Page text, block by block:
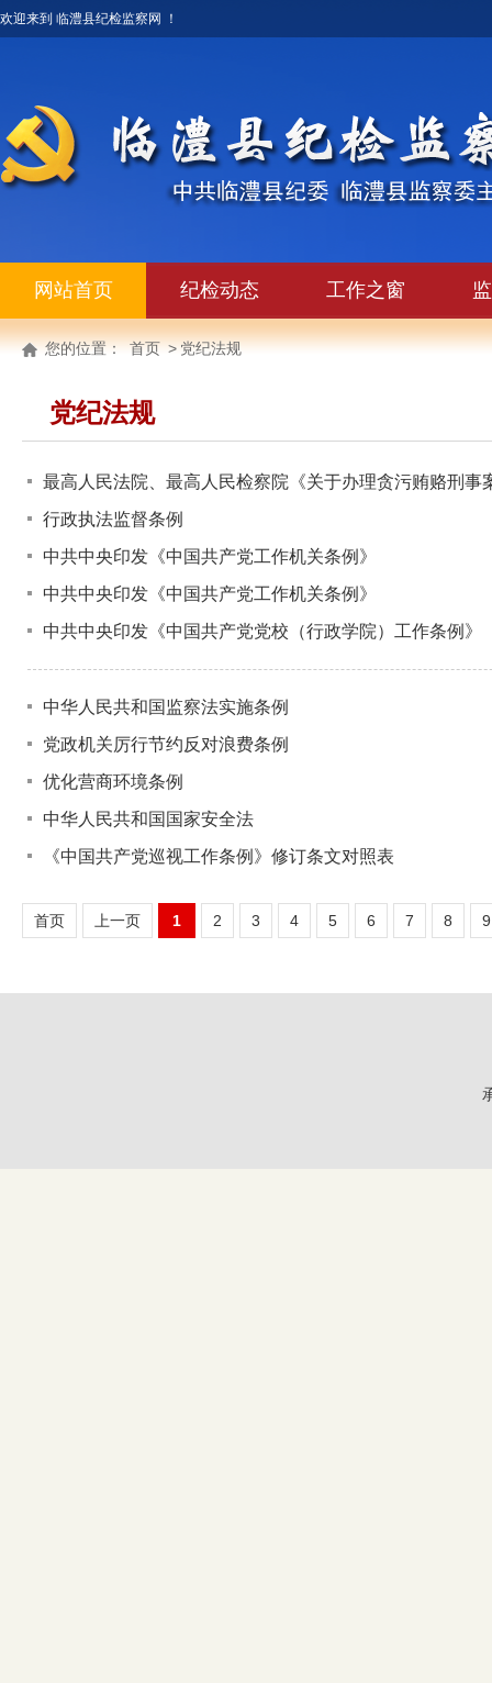
欢迎来到 临澧县纪检监察网 ！
网站首页 纪检动态 工作之窗
您的位置：首页>党纪法规
党纪法规
最高人民法院、最高人民检察院《关于办理贪污贿赂刑
行政执法监督条例
中共中央印发《中国共产党工作机关条例》
中共中央印发《中国共产党工作机关条例》
中共中央印发《中国共产党党校（行政学院）工作条例》
中华人民共和国监察法实施条例
党政机关厉行节约反对浪费条例
优化营商环境条例
中华人民共和国国家安全法
《中国共产党巡视工作条例》修订条文对照表
首页 上一页 1 2 3 4 5 6 7 8 9